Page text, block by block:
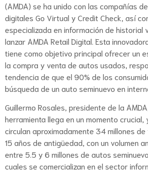
(AMDA) se ha unido con las compañías
digitales Go Virtual y Credit Check, así
especializada en información de historial
lanzar AMDA Retail Digital. Esta
tiene como objetivo principal ofrecer un
la compra y venta de autos usados,
tendencia de que el 90% de los
búsqueda de un auto seminuevo en
Guillermo Rosales, presidente de la
herramienta llega en un momento crucial,
circulan aproximadamente 34 millones
15 años de antigüedad, con un volumen
entre 5.5 y 6 millones de autos
cuales se comercializan en el sector